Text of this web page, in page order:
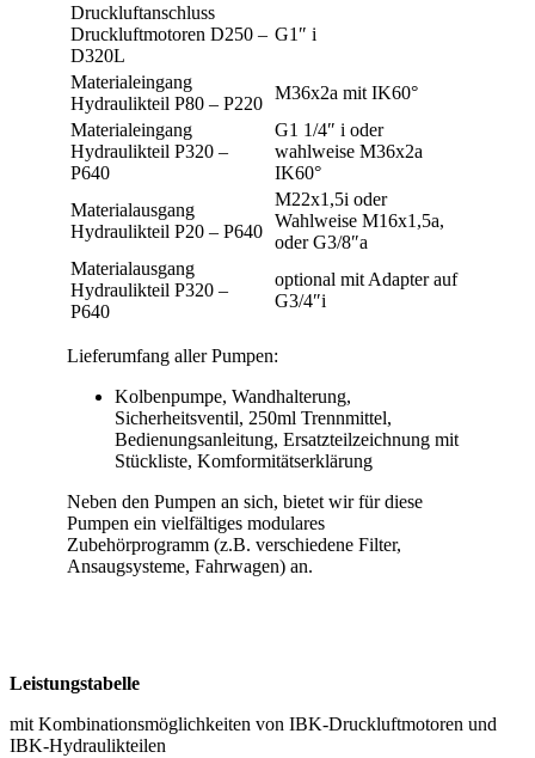
Druckluftanschluss
Druckluftmotoren D250 –
D320L
G1″ i
Materialeingang
Hydraulikteil P80 – P220
M36x2a mit IK60°
Materialeingang
Hydraulikteil P320 –
P640
G1 1/4″ i oder
wahlweise M36x2a
IK60°
Materialausgang
Hydraulikteil P20 – P640
M22x1,5i oder
Wahlweise M16x1,5a,
oder G3/8″a
Materialausgang
Hydraulikteil P320 –
P640
optional mit Adapter auf
G3/4″i
Lieferumfang aller Pumpen:
Kolbenpumpe, Wandhalterung,
Sicherheitsventil, 250ml Trennmittel,
Bedienungsanleitung, Ersatzteilzeichnung mit
Stückliste, Komformitätserklärung
Neben den Pumpen an sich, bietet wir für diese
Pumpen ein vielfältiges modulares
Zubehörprogramm (z.B. verschiedene Filter,
Ansaugsysteme, Fahrwagen) an.
Leistungstabelle
mit Kombinationsmöglichkeiten von IBK-Druckluftmotoren und
IBK-Hydraulikteilen